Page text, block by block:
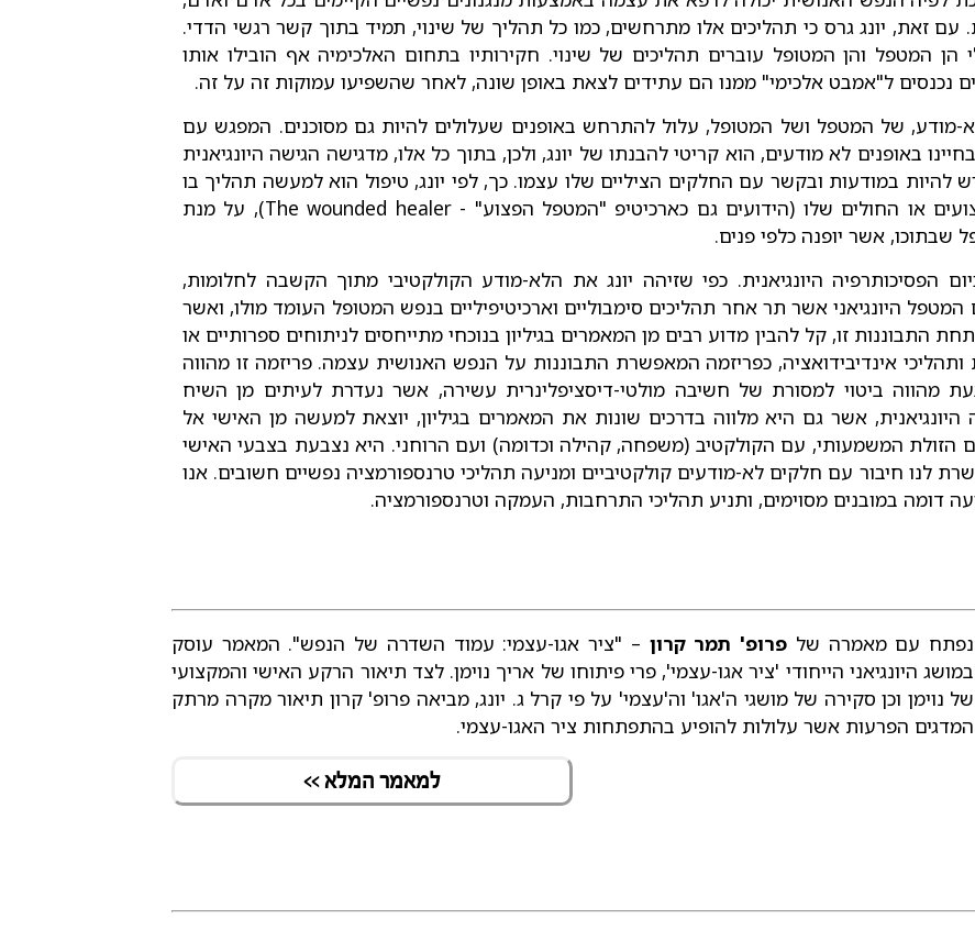
זאת, יונג גרס כי תהליכים אלו מתרחשים, כמו כל תהליך של שינוי, תמיד בתוך קשר רגשי הדדי.
המטפל והן המטופל עוברים תהליכים של שינוי. חקירותיו בתחום האלכימיה אף הובילו אותו
נכנסים ל"אמבט אלכימי" ממנו הם עתידים לצאת באופן שונה, לאחר שהשפיעו עמוקות זה על זה.
מודע, של המטפל ושל המטופל, עלול להתרחש באופנים שעלולים להיות גם מסוכנים. המפגש עם
באופנים לא מודעים, הוא קריטי להבנתו של יונג, ולכן, בתוך כל אלו, מדגישה הגישה היונגיאנית
במודעות ובקשר עם החלקים הציליים שלו עצמו. כך, לפי יונג, טיפול הוא למעשה תהליך בו
גם המטפל מסכים לבוא במגע עם החלקים הפצועים או החולים שלו (הידועים גם כארכיטיפ "המטפל הפצוע" - The wounded healer), על מנת
אשר יופנה כלפי פנים.
הפסיכותרפיה היונגיאנית. כפי שזיהה יונג את הלא-מודע הקולקטיבי מתוך הקשבה לחלומות,
המטפל היונגיאני אשר תר אחר תהליכים סימבוליים וארכיטיפיליים בנפש המטופל העומד מולו, ואשר
התבוננות זו, קל להבין מדוע רבים מן המאמרים בגיליון בנוכחי מתייחסים לניתוחים ספרותיים או
ותהליכי אינדיבידואציה, כפריזמה המאפשרת התבוננות על הנפש האנושית עצמה. פריזמה זו מהווה
מהווה ביטוי למסורת של חשיבה מולטי-דיסציפלינרית עשירה, אשר נעדרת לעיתים מן השיח
אשר גם היא מלווה בדרכים שונות את המאמרים בגיליון, יוצאת למעשה מן האישי אל
המשמעותי, עם הקולקטיב (משפחה, קהילה וכדומה) ועם הרוחני. היא נצבעת בצבעי האישי
לנו חיבור עם חלקים לא-מודעים קולקטיביים ומניעה תהליכי טרנספורמציה נפשיים חשובים. אנו
דומה במובנים מסוימים, ותניע תהליכי התרחבות, העמקה וטרנספורמציה.
נפתח עם מאמרה של פרופ' תמר קרון – "ציר אגו-עצמי: עמוד השדרה של הנפש". המאמר עוסק
במושג היונגיאני הייחודי 'ציר אגו-עצמי', פרי פיתוחו של אריך נוימן. לצד תיאור הרקע האישי והמקצועי
של נוימן וכן סקירה של מושגי ה'אגו' וה'עצמי' על פי קרל ג. יונג, מביאה פרופ' קרון תיאור מקרה מרתק
המדגים הפרעות אשר עלולות להופיע בהתפתחות ציר האגו-עצמי.
למאמר המלא >>